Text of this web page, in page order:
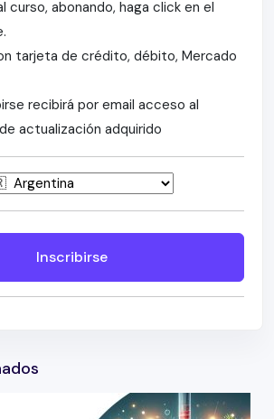
curso, abonando, haga click en el
tarjeta de crédito, débito, Mercado
recibirá por email acceso al
actualización adquirido
Inscribirse